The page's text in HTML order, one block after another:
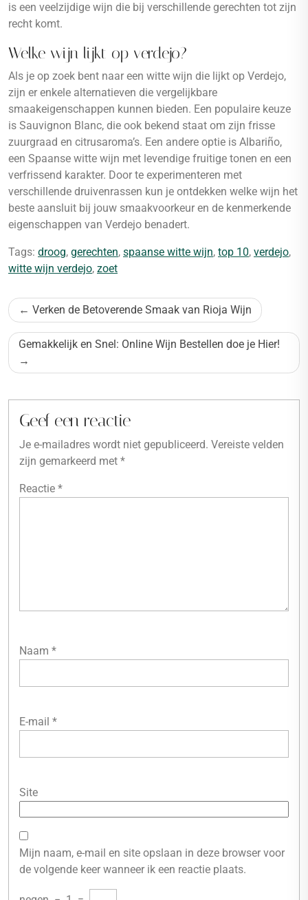
is een veelzijdige wijn die bij verschillende gerechten tot zijn
recht komt.
Welke wijn lijkt op verdejo?
Als je op zoek bent naar een witte wijn die lijkt op Verdejo,
zijn er enkele alternatieven die vergelijkbare
smaakeigenschappen kunnen bieden. Een populaire keuze
is Sauvignon Blanc, die ook bekend staat om zijn frisse
zuurgraad en citrusaroma’s. Een andere optie is Albariño,
een Spaanse witte wijn met levendige fruitige tonen en een
verfrissend karakter. Door te experimenteren met
verschillende druivenrassen kun je ontdekken welke wijn het
beste aansluit bij jouw smaakvoorkeur en de kenmerkende
eigenschappen van Verdejo benadert.
Tags: droog, gerechten, spaanse witte wijn, top 10, verdejo,
witte wijn verdejo, zoet
Bericht
navigatie
Verken de Betoverende Smaak van Rioja Wijn
Gemakkelijk en Snel: Online Wijn Bestellen doe je Hier!
Geef een reactie
Je e-mailadres wordt niet gepubliceerd. Vereiste velden
zijn gemarkeerd met *
Reactie *
Naam *
E-mail *
Site
Mijn naam, e-mail en site opslaan in deze browser voor
de volgende keer wanneer ik een reactie plaats.